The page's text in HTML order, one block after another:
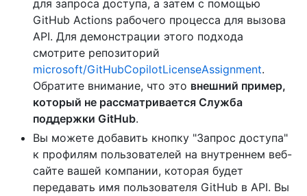
для запроса доступа, а затем с помощью
GitHub Actions рабочего процесса для вызова
API. Для демонстрации этого подхода
смотрите репозиторий
microsoft/GitHubCopilotLicenseAssignment.
Обратите внимание, что это внешний пример,
который не рассматривается Служба
поддержки GitHub.
Вы можете добавить кнопку "Запрос доступа"
к профилям пользователей на внутреннем веб-
сайте вашей компании, которая будет
передавать имя пользователя GitHub в API. Вы